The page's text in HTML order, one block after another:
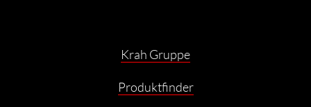
Krah Gruppe
Produktfinder